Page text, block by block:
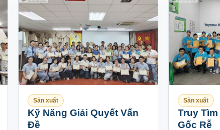
Sản xuất
Kỹ Năng Giải Quyết Vấn
Đề
Sản xuất
Truy
Gốc Rễ